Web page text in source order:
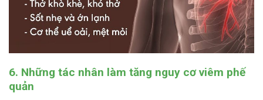
6. Những tác nhân làm tăng nguy cơ viêm phế
quản